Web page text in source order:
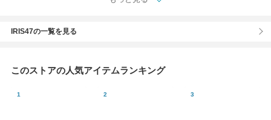
IRIS47の一覧を見る
このストアの人気アイテムランキング